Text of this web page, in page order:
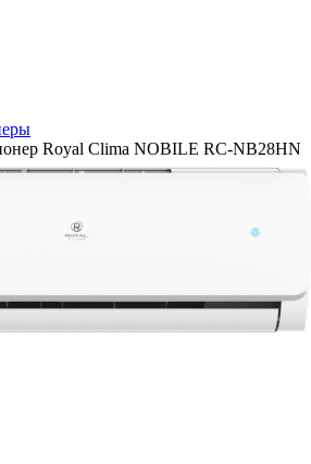
Royal Clima NOBILE RC-NB28HN